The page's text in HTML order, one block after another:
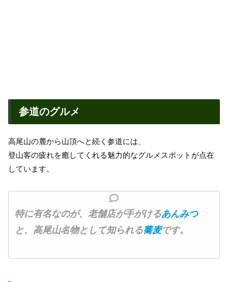
参道のグルメ
高尾山の麓から山頂へと続く参道には、
登山客の疲れを癒してくれる魅力的なグルメスポットが点在
しています。
特に有名なのが、老舗店が手がけるあんみつ
と、高尾山名物として知られる蕎麦です。